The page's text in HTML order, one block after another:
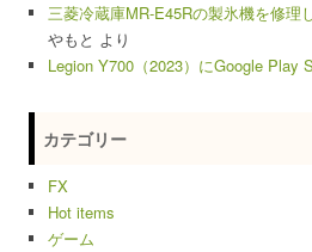
三菱冷蔵庫MR-E45Rの製氷機を修理
やもと より
Legion Y700（2023）にGoogle Play
カテゴリー
FX
Hot items
ゲーム